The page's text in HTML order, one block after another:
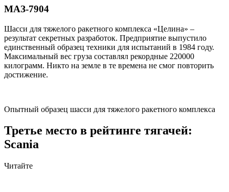
МАЗ-7904
Шасси для тяжелого ракетного комплекса «Целина» –
результат секретных разработок. Предприятие выпустило
единственный образец техники для испытаний в 1984 году.
Максимальный вес груза составлял рекордные 220000
килограмм. Никто на земле в те времена не смог повторить
достижение.
Опытный образец шасси для тяжелого ракетного комплекса
Третье место в рейтинге тягачей:
Scania
Читайте